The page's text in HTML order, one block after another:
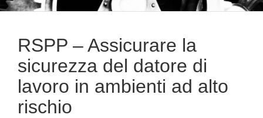
RSPP – Assicurare la
sicurezza del datore di
lavoro in ambienti ad alto
rischio